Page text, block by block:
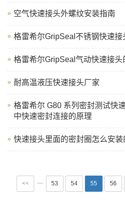
空气快速接头外螺纹安装指南
格雷希尔GripSeal不锈钢快速接
格雷希尔GripSeal气动快速接头
耐高温液压快速接头厂家
格雷希尔 G80 系列密封测试快
中快速密封连接的原理
快速接头里面的密封圈怎么安装
<< ··· 53 54 55 56